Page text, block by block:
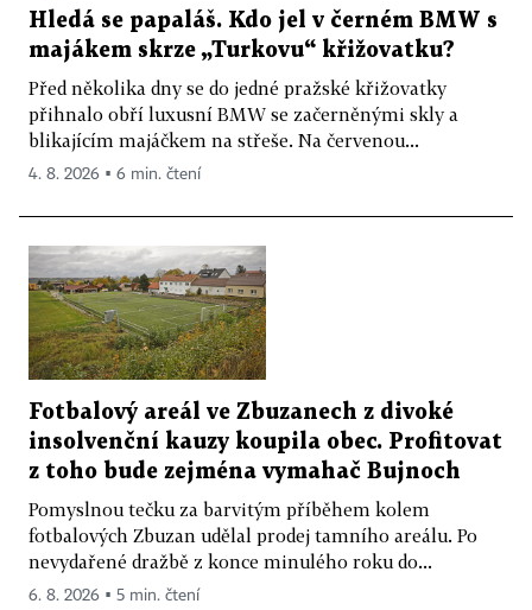
Hledá se papaláš. Kdo jel v černém BMW s
majákem skrze „Turkovu“ křižovatku?
Před několika dny se do jedné pražské křižovatky
přihnalo obří luxusní BMW se začerněnými skly a
blikajícím majáčkem na střeše. Na červenou...
4. 8. 2026 ▪ 6 min. čtení
Fotbalový areál ve Zbuzanech z divoké
insolvenční kauzy koupila obec. Profitovat
z toho bude zejména vymahač Bujnoch
Pomyslnou tečku za barvitým příběhem kolem
fotbalových Zbuzan udělal prodej tamního areálu. Po
nevydařené dražbě z konce minulého roku do...
6. 8. 2026 ▪ 5 min. čtení